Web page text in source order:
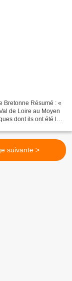
Bretonne Résumé : «
de Loire au Moyen
dont ils ont été le
suivante >